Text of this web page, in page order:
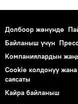
Долбоор жөнүндө
Байланыш үчүн
Компаниялардын
Cookie колдонуу
саясаты
Кайра байланыш